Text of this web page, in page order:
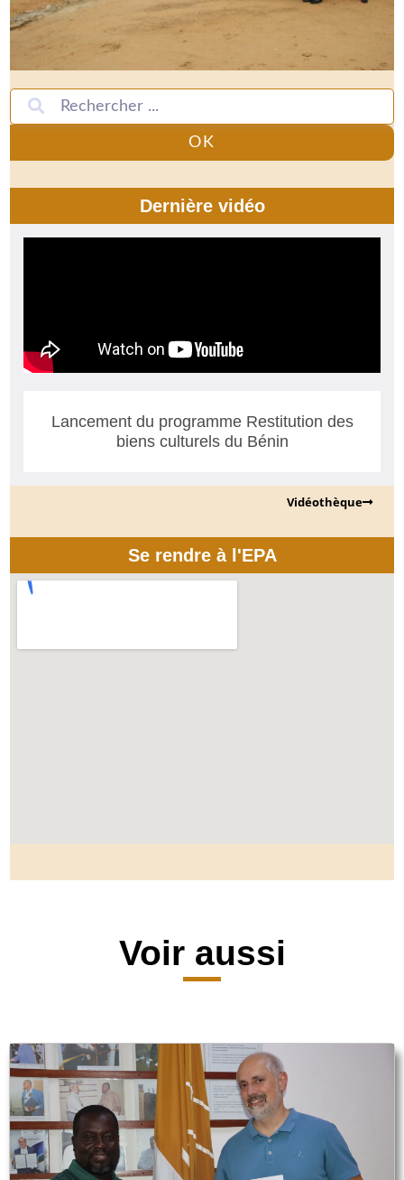
OK
Dernière vidéo
Lancement du programme Restitution des
biens culturels du Bénin
Vidéothèque
Se rendre à l'EPA
Voir aussi